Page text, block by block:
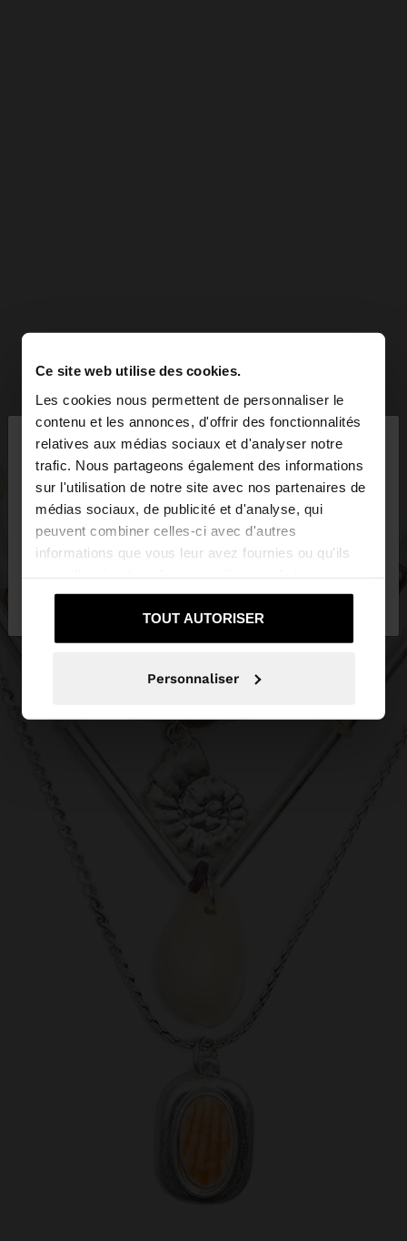
Ce site web utilise des cookies.
Les cookies nous permettent de personnaliser le
contenu et les annonces, d'offrir des fonctionnalités
relatives aux médias sociaux et d'analyser notre
trafic. Nous partageons également des informations
sur l'utilisation de notre site avec nos partenaires de
médias sociaux, de publicité et d'analyse, qui
peuvent combiner celles-ci avec d'autres
informations que vous leur avez fournies ou qu'ils
services.
TOUT AUTORISER
Personnaliser
bonjour ×
Vous accédez au site depuis Suisse. Voulez-vous
parcourir notre site au United States?